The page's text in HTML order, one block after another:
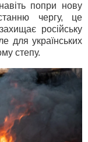
попри нову
чергу, це
російську
для українських
степу.